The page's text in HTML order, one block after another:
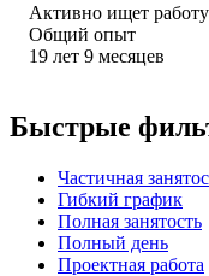
Активно ищет работу
Общий опыт
19 лет 9 месяцев
Быстрые
Частичная
Гибкий график
Полная занятость
Полный день
Проектная работа